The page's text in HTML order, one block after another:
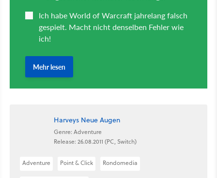
Harveys Neue Augen
Genre: Adventure
Release: 26.08.2011 (PC, Switch)
Adventure Point & Click Rondomedia